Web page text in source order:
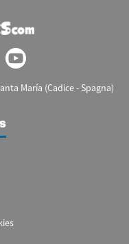
María (Cadice - Spagna)